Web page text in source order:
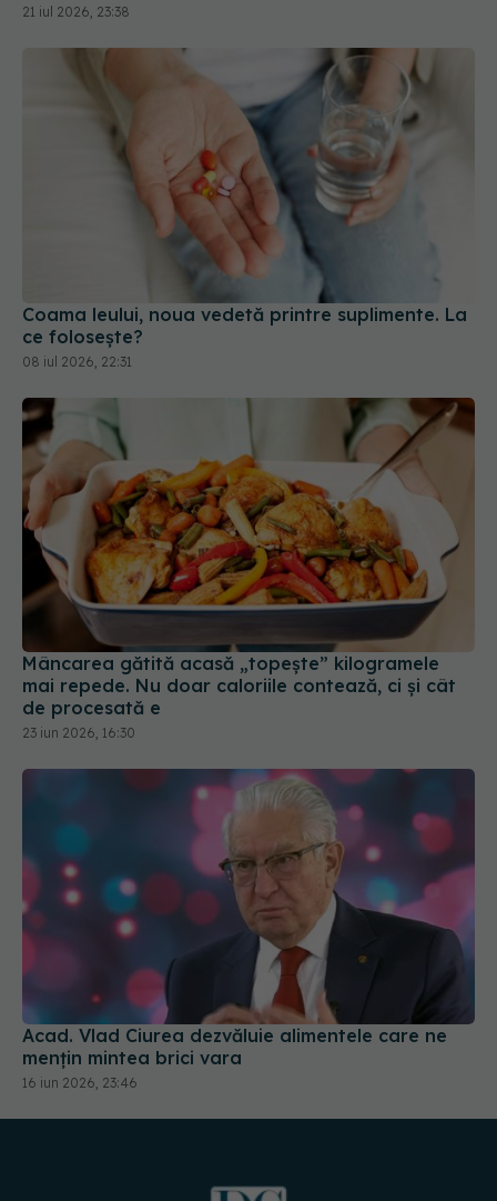
21 iul 2026, 23:38
Coama leului, noua vedetă printre suplimente. La
ce folosește?
08 iul 2026, 22:31
Mâncarea gătită acasă „topește” kilogramele
mai repede. Nu doar caloriile contează, ci și cât
de procesată e
23 iun 2026, 16:30
Acad. Vlad Ciurea dezvăluie alimentele care ne
mențin mintea brici vara
16 iun 2026, 23:46